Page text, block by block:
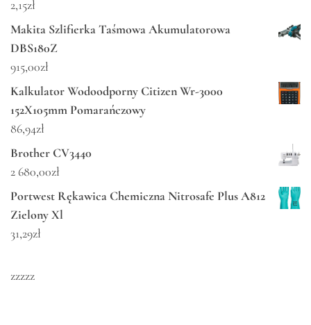
2,15zł
Makita Szlifierka Taśmowa Akumulatorowa
DBS180Z
915,00zł
Kalkulator Wodoodporny Citizen Wr-3000
152X105mm Pomarańczowy
86,94zł
Brother CV3440
2 680,00zł
Portwest Rękawica Chemiczna Nitrosafe Plus A812
Zielony Xl
31,29zł
zzzzz